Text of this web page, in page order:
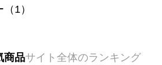
1）
商品サイト全体のランキング